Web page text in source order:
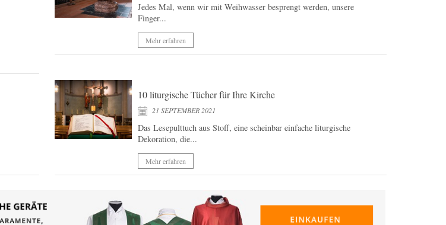
Jedes Mal, wenn wir mit Weihwasser besprengt werden, unsere
Finger...
Mehr erfahren
10 liturgische Tücher für Ihre Kirche
21 SEPTEMBER 2021
Das Lesepulttuch aus Stoff, eine scheinbar einfache liturgische
Dekoration, die...
Mehr erfahren